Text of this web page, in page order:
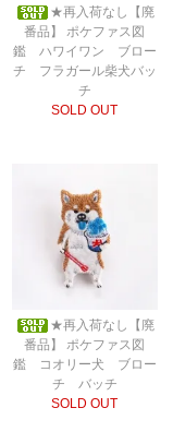
★再入荷なし【廃
番品】 ポケファス図
鑑 ハワイワン ブロー
チ フラガール柴犬バッ
チ
SOLD OUT
★再入荷なし【廃
番品】 ポケファス図
鑑 コオリー犬 ブロー
チ バッチ
SOLD OUT